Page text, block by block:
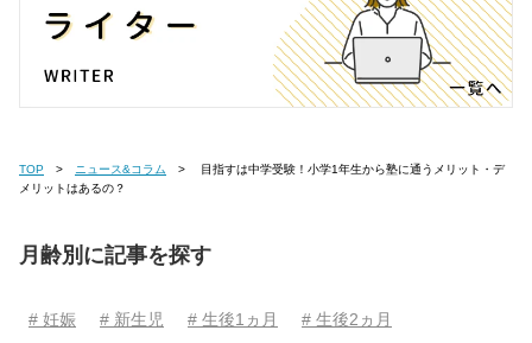
TOP ニュース&コラム
メリットはあるの？
月齢別に記事を探す
# 妊娠 # 新生児 # 生後1ヵ月
# 生後2ヵ月